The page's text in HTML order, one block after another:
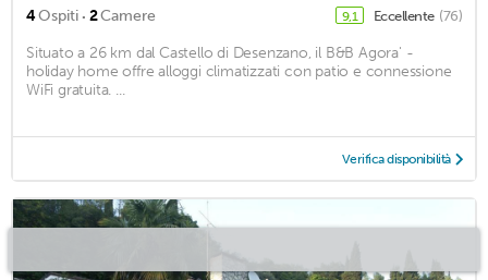
4Ospiti · 2Camere 9,1 Eccellente (76)
Situato a 26 km dal Castello di Desenzano, il B&B Agora' -
holiday home offre alloggi climatizzati con patio e connessione
WiFi gratuita. ...
Verifica disponibilità